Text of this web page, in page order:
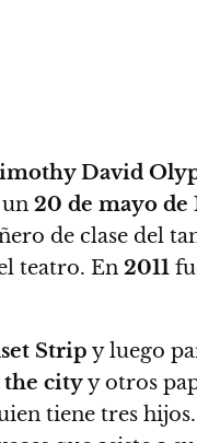
David
20 de mayo de
de clase del
teatro. En 2011
Strip y luego
the cityy otros
tiene tres